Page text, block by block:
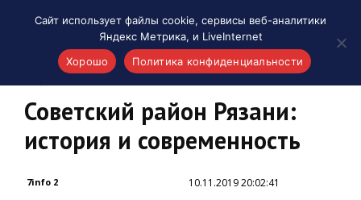
Советский район Рязани:
история и современность
7info 2 10.11.2019 20:02:41
Сайт использует файлы cookie, сервисы веб-аналитики
Яндекс Метрика, и LiveInternet
Хорошо
Политика конфиденциальности